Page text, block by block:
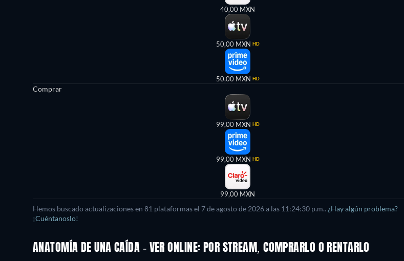
40,00 MXN
50,00 MXN HD
50,00 MXN HD
Comprar
99,00 MXN HD
99,00 MXN HD
99,00 MXN
Hemos buscado actualizaciones en 81 plataformas el 7 de agosto de 2026a las 11:24:30 p.m.. ¿Hay algún problema?
¡Cuéntanoslo!
ANATOMÍA DE UNA CAÍDA - VER ONLINE: POR STREAM, COMPRARLO O RENTARLO